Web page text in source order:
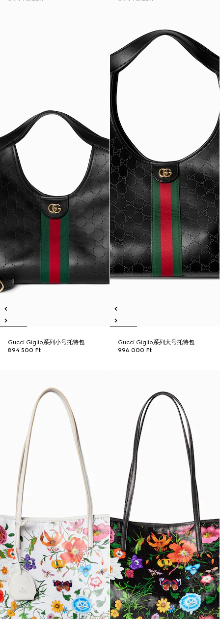
Gucci Giglio系列小号托特包
894 500 Ft
Gucci Giglio系列大号托特包
996 000 Ft